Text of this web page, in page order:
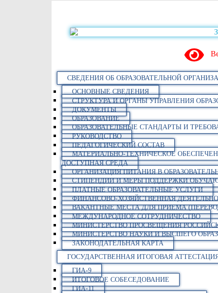
СВЕДЕНИЯ ОБ ОБРАЗОВАТЕЛЬНОЙ
ОСНОВНЫЕ СВЕДЕНИЯ
СТРУКТУРА И ОРГАНЫ УПРАВЛЕНИЯ
ДОКУМЕНТЫ
ОБРАЗОВАНИЕ
ОБРАЗОВАТЕЛЬНЫЕ СТАНДАРТЫ И
РУКОВОДСТВО
ПЕДАГОГИЧЕСКИЙ СОСТАВ
МАТЕРИАЛЬНО-ТЕХНИЧЕСКОЕ
ДОСТУПНАЯ СРЕДА
ОРГАНИЗАЦИЯ ПИТАНИЯ В
СТИПЕНДИИ И МЕРЫ ПОДДЕРЖКИ
ПЛАТНЫЕ ОБРАЗОВАТЕЛЬНЫЕ УСЛУГИ
ФИНАНСОВО-ХОЗЯЙСТВЕННАЯ
ВАКАНТНЫЕ МЕСТА ДЛЯ ПРИЕМА
МЕЖДУНАРОДНОЕ СОТРУДНИЧЕСТВО
МИНИСТЕРСТВО ПРОСВЕЩЕНИЯ
МИНИСТЕРСТВО НАУКИ И ВЫСШЕГО
ЗАКОНОДАТЕЛЬНАЯ КАРТА
ГОСУДАРСТВЕННАЯ ИТОГОВАЯ
ГИА-9
ИТОГОВОЕ СОБЕСЕДОВАНИЕ
ГИА-11